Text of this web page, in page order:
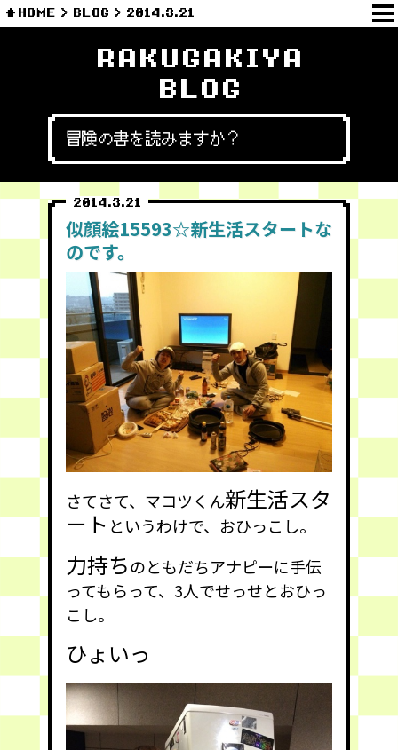
HOME BLOG 2014.3.21
RAKUGAKIYA
BLOG
冒険の書を読みますか？
2014.3.21
似顔絵15593☆新生活スタートな
のです。
さてさて、マコツくん新生活スタ
ート というわけで、おひっこし。
力持ちのともだちアナピーに手伝
ってもらって、3人でせっせとおひっ
こし。
ひょいっ